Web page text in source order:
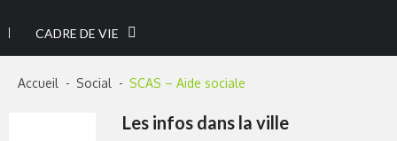
CADRE DE VIE
Accueil Social SCAS – Aide sociale
Les infos dans la ville